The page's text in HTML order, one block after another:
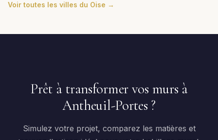
Voir toutes les villes du Oise →
Prêt à transformer vos murs à
Antheuil-Portes ?
Simulez votre projet, comparez les matières et